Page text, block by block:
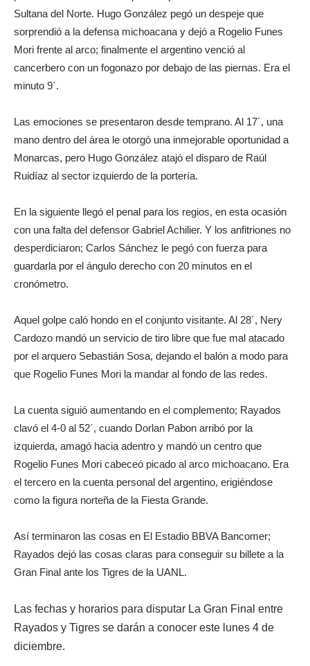
Sultana del Norte. Hugo González pegó un despeje que
sorprendió a la defensa michoacana y dejó a Rogelio Funes
Mori frente al arco; finalmente el argentino venció al
cancerbero con un fogonazo por debajo de las piernas. Era el
minuto 9´.
Las emociones se presentaron desde temprano. Al 17´, una
mano dentro del área le otorgó una inmejorable oportunidad a
Monarcas, pero Hugo González atajó el disparo de Raúl
Ruidíaz al sector izquierdo de la portería.
En la siguiente llegó el penal para los regios, en esta ocasión
con una falta del defensor Gabriel Achilier. Y los anfitriones no
desperdiciaron; Carlos Sánchez le pegó con fuerza para
guardarla por el ángulo derecho con 20 minutos en el
cronómetro.
Aquel golpe caló hondo en el conjunto visitante. Al 28´, Nery
Cardozo mandó un servicio de tiro libre que fue mal atacado
por el arquero Sebastián Sosa, dejando el balón a modo para
que Rogelio Funes Mori la mandar al fondo de las redes.
La cuenta siguió aumentando en el complemento; Rayados
clavó el 4-0 al 52´, cuando Dorlan Pabon arribó por la
izquierda, amagó hacia adentro y mandó un centro que
Rogelio Funes Mori cabeceó picado al arco michoacano. Era
el tercero en la cuenta personal del argentino, erigiéndose
como la figura norteña de la Fiesta Grande.
Así terminaron las cosas en El Estadio BBVA Bancomer;
Rayados dejó las cosas claras para conseguir su billete a la
Gran Final ante los Tigres de la UANL.
Las fechas y horarios para disputar La Gran Final entre
Rayados y Tigres se darán a conocer este lunes 4 de
diciembre.